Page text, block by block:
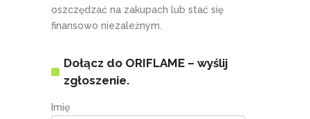
oszczędzać na zakupach lub stać się
finansowo niezależnym.
Dołącz do ORIFLAME – wyślij
zgłoszenie.
Imię